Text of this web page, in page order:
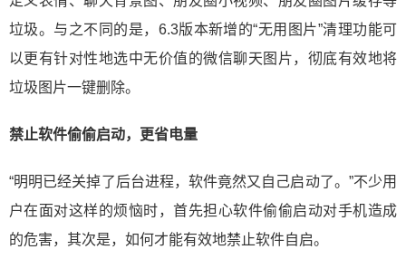
垃圾。与之不同的是，6.3版本新增的“无用图片”清理功能可
以更有针对性地选中无价值的微信聊天图片，彻底有效地将
垃圾图片一键删除。
禁止软件偷偷启动，更省电量
“明明已经关掉了后台进程，软件竟然又自己启动了。”不少用
户在面对这样的烦恼时，首先担心软件偷偷启动对手机造成
的危害，其次是，如何才能有效地禁止软件自启。